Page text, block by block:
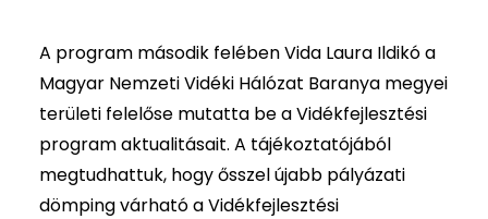
A program második felében Vida Laura Ildikó a
Magyar Nemzeti Vidéki Hálózat Baranya megyei
területi felelőse mutatta be a Vidékfejlesztési
program aktualitásait. A tájékoztatójából
megtudhattuk, hogy ősszel újabb pályázati
dömping várható a Vidékfejlesztési